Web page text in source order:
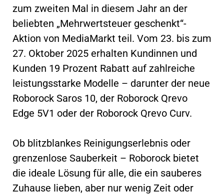
zum zweiten Mal in diesem Jahr an der
beliebten „Mehrwertsteuer geschenkt“-
Aktion von MediaMarkt teil. Vom 23. bis zum
27. Oktober 2025 erhalten Kundinnen und
Kunden 19 Prozent Rabatt auf zahlreiche
leistungsstarke Modelle – darunter der neue
Roborock Saros 10, der Roborock Qrevo
Edge 5V1 oder der Roborock Qrevo Curv.
Ob blitzblankes Reinigungserlebnis oder
grenzenlose Sauberkeit – Roborock bietet
die ideale Lösung für alle, die ein sauberes
Zuhause lieben, aber nur wenig Zeit oder